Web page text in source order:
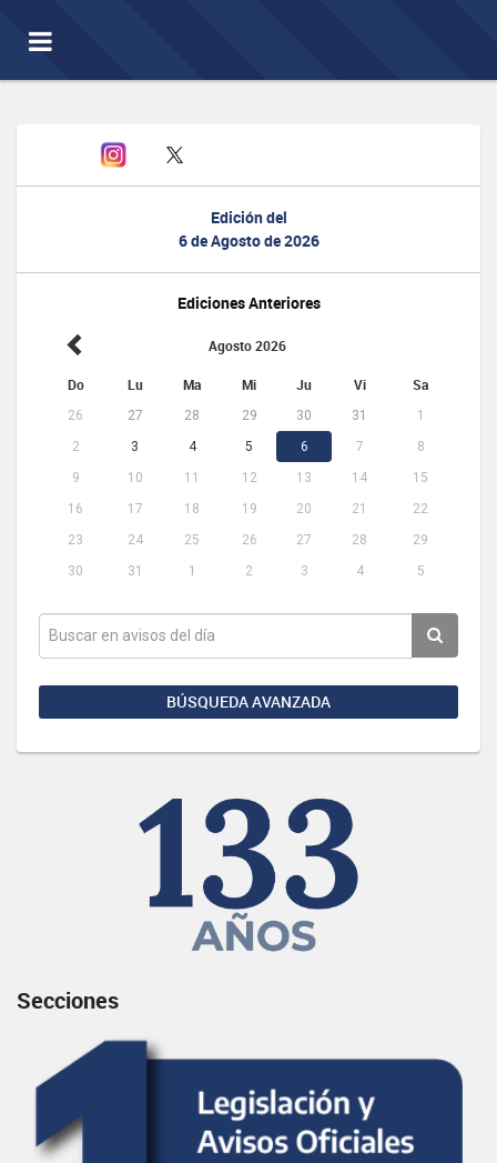
Toggle
navigation
Edición del
6 de Agosto de 2026
Ediciones Anteriores
Agosto 2026
Do Lu Ma Mi Ju Vi Sa
26 27 28 29 30 31
1
2
3 4 5 6 7
8
9
10 11 12 13 14
15
16
17 18 19 20 21
22
23
24 25 26 27 28
29
30
31 1 2 3 4 5
BÚSQUEDA AVANZADA
Secciones